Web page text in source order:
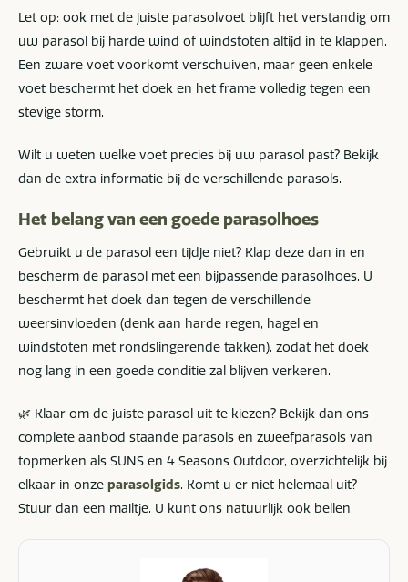
Let op: ook met de juiste parasolvoet blijft het verstandig om
uw parasol bij harde wind of windstoten altijd in te klappen.
Een zware voet voorkomt verschuiven, maar geen enkele
voet beschermt het doek en het frame volledig tegen een
stevige storm.
Wilt u weten welke voet precies bij uw parasol past? Bekijk
dan de extra informatie bij de verschillende parasols.
Het belang van een goede parasolhoes
Gebruikt u de parasol een tijdje niet? Klap deze dan in en
bescherm de parasol met een bijpassende parasolhoes. U
beschermt het doek dan tegen de verschillende
weersinvloeden (denk aan harde regen, hagel en
windstoten met rondslingerende takken), zodat het doek
nog lang in een goede conditie zal blijven verkeren.
🌿 Klaar om de juiste parasol uit te kiezen? Bekijk dan ons
complete aanbod staande parasols en zweefparasols van
topmerken als SUNS en 4 Seasons Outdoor, overzichtelijk bij
elkaar in onze parasolgids. Komt u er niet helemaal uit?
Stuur dan een mailtje. U kunt ons natuurlijk ook bellen.